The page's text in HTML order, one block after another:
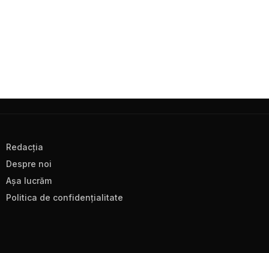
Redacţia
Despre noi
Aşa lucrăm
Politica de confidenţialitate